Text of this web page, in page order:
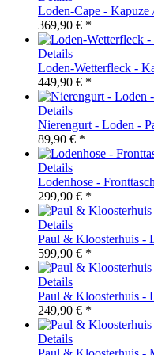
Loden-Cape -
369,90 € *
Details
Loden-Wetterfleck -
449,90 € *
Details
Nierengurt - Loden -
89,90 € *
Details
Lodenhose -
299,90 € *
Details
Paul & Kloosterhuis -
599,90 € *
Details
Paul & Kloosterhuis -
249,90 € *
Details